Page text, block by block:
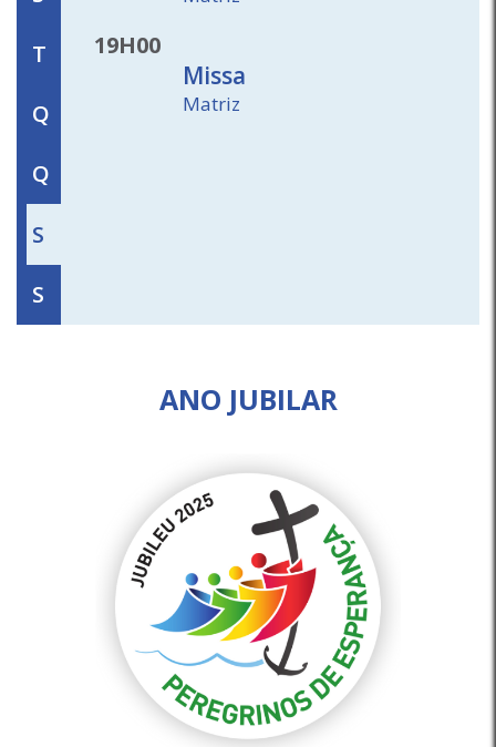
T
Q
Q
S
S
19H00
Missa
Matriz
ANO JUBILAR